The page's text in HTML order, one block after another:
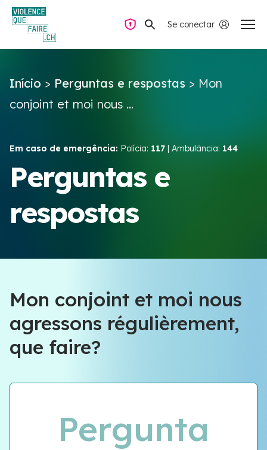
Se conectar
Perguntas e respostas
Violência no casal
Recursos e campanhas
Équipe VIOLENCE QUE FAIRE
Meet our team
Navegação privada
Início > Perguntas e respostas > Mon
conjoint et moi nous ...
Em caso de emergência: Polícia: 117 | Ambulância: 144
Perguntas e
respostas
Mon conjoint et moi nous
agressons régulièrement,
que faire?
Pergunta